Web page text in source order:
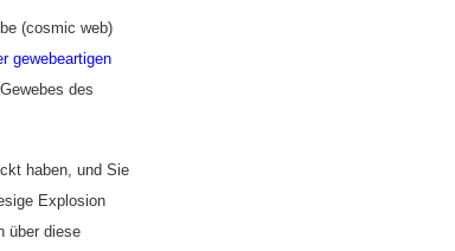
(cosmic web)
gewebeartigen
des
haben, und Sie
Explosion
über diese